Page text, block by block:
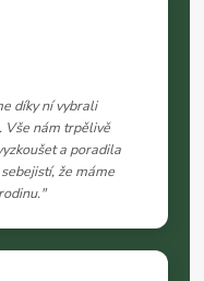
díky ní vybrali
Vše nám trpělivě
a poradila
že máme